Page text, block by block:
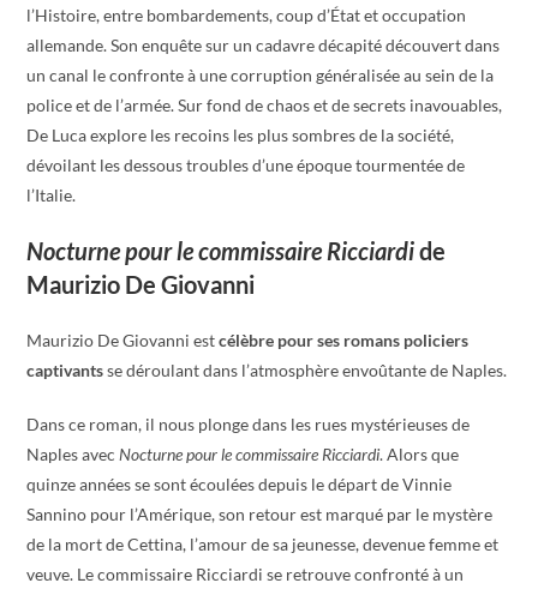
l’Histoire, entre bombardements, coup d’État et occupation
allemande. Son enquête sur un cadavre décapité découvert dans
un canal le confronte à une corruption généralisée au sein de la
police et de l’armée. Sur fond de chaos et de secrets inavouables,
De Luca explore les recoins les plus sombres de la société,
dévoilant les dessous troubles d’une époque tourmentée de
l’Italie.
Nocturne pour le commissaire Ricciardide
Maurizio De Giovanni
Maurizio De Giovanni estcélèbre pour ses romans policiers
captivantsse déroulant dans l’atmosphère envoûtante de Naples.
Dans ce roman, il nous plonge dans les rues mystérieuses de
Naples avec Nocturne pour le commissaire Ricciardi. Alors que
quinze années se sont écoulées depuis le départ de Vinnie
Sannino pour l’Amérique, son retour est marqué par le mystère
de la mort de Cettina, l’amour de sa jeunesse, devenue femme et
veuve. Le commissaire Ricciardi se retrouve confronté à un